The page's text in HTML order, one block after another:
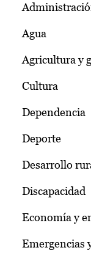
Agua
Agricultura y
Cultura
Dependencia
Deporte
Desarrollo
Discapacidad
Economía y
Emergencias